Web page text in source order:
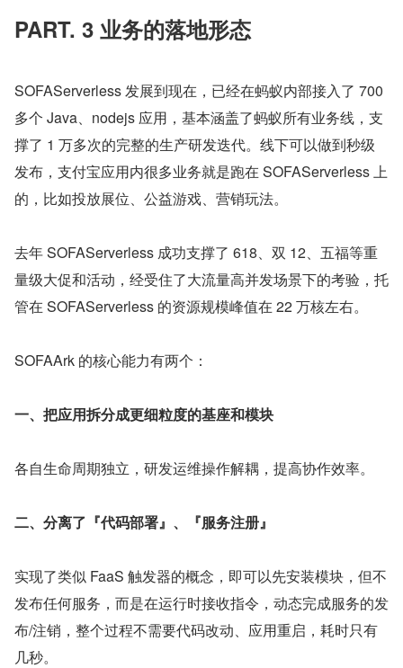
PART. 3 业务的落地形态
SOFAServerless 发展到现在，已经在蚂蚁内部接入了 700
多个 Java、nodejs 应用，基本涵盖了蚂蚁所有业务线，支
撑了 1 万多次的完整的生产研发迭代。线下可以做到秒级
发布，支付宝应用内很多业务就是跑在 SOFAServerless 上
的，比如投放展位、公益游戏、营销玩法。
去年 SOFAServerless 成功支撑了 618、双 12、五福等重
量级大促和活动，经受住了大流量高并发场景下的考验，托
管在 SOFAServerless 的资源规模峰值在 22 万核左右。
SOFAArk 的核心能力有两个：
一、把应用拆分成更细粒度的基座和模块
各自生命周期独立，研发运维操作解耦，提高协作效率。
二、分离了『代码部署』、『服务注册』
实现了类似 FaaS 触发器的概念，即可以先安装模块，但不
发布任何服务，而是在运行时接收指令，动态完成服务的发
布/注销，整个过程不需要代码改动、应用重启，耗时只有
几秒。